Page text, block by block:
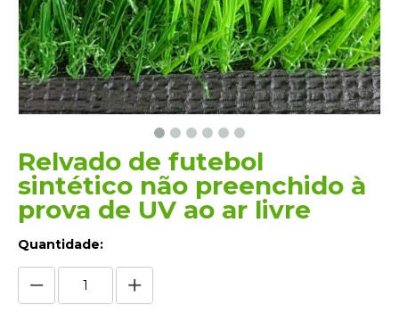
Relvado de futebol
sintético não preenchido à
prova de UV ao ar livre
Quantidade: